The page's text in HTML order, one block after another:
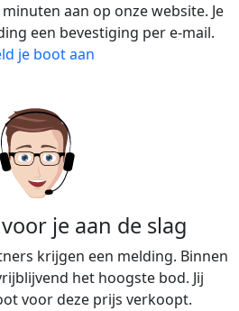
aan op onze website. Je
een bevestiging per e-mail.
je boot aan
je aan de slag
krijgen een melding. Binnen
het hoogste bod. Jij
voor deze prijs verkoopt.